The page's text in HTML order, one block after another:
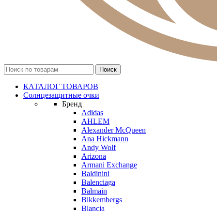
КАТАЛОГ ТОВАРОВ
Солнцезащитные очки
Бренд
Adidas
AHLEM
Alexander McQueen
Ana Hickmann
Andy Wolf
Arizona
Armani Exchange
Baldinini
Balenciaga
Balmain
Bikkembergs
Blancia